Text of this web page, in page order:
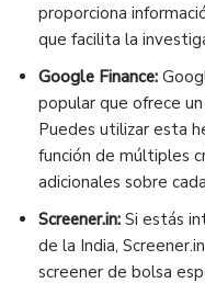
proporciona
que facilita la
Google Finance:
popular que ofrece
Puedes utilizar esta
función de múltiples
adicionales sobre
Screener.in: Si estás
de la India,
screener de bolsa